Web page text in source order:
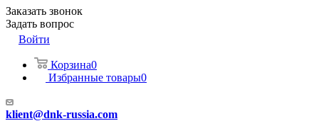
Заказать звонок
Задать вопрос
Войти
Корзина0
Избранные товары0
klient@dnk-russia.com